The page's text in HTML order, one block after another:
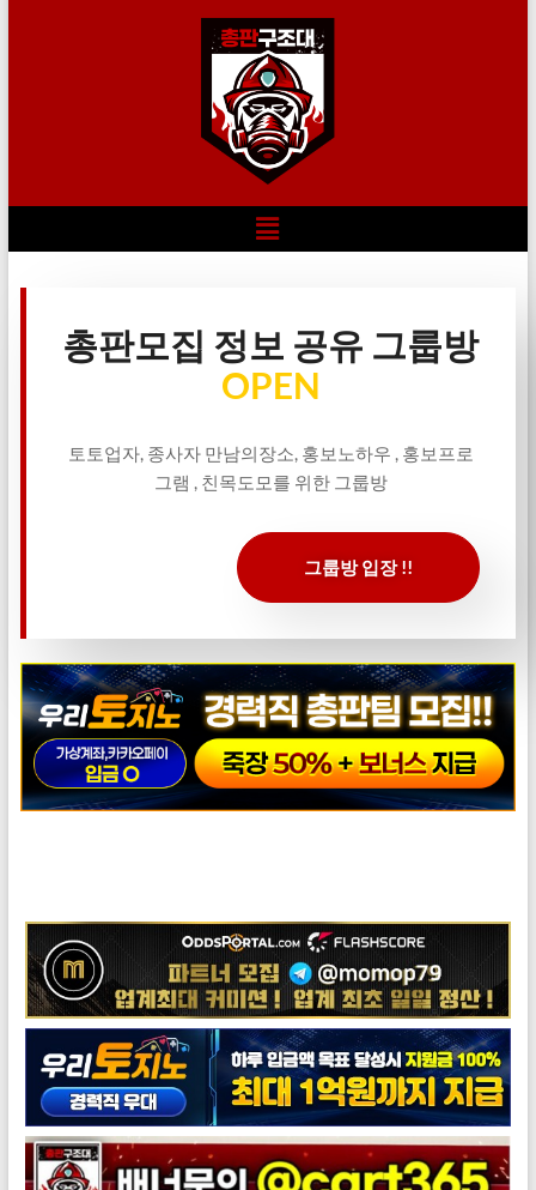
총판모집 정보 공유 그룹방
OPEN
토토업자, 종사자 만남의장소, 홍보노하우 , 홍보프로
그램 , 친목도모를 위한 그룹방
그룹방 입장 !!